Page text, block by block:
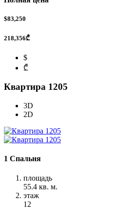
$83,250
218,356₾
$
₾
Квартира 1205
3D
2D
1 Спальня
площадь
55.4 кв. м.
этаж
12